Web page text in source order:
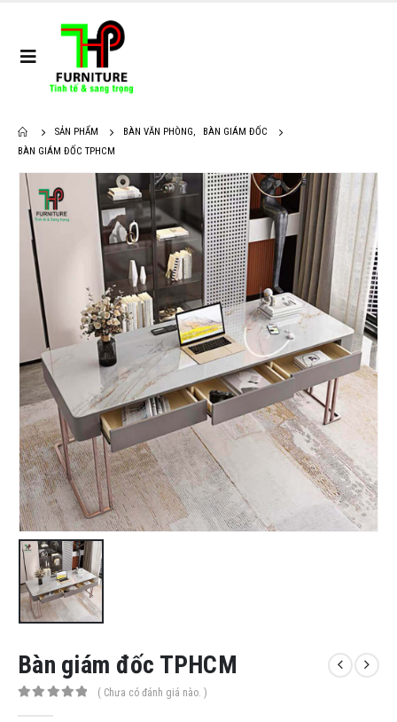
SẢN PHẨM BÀN VĂN PHÒNG,
BÀN GIÁM ĐỐC
BÀN GIÁM ĐỐC TPHCM
Bàn giám đốc TPHCM
( Chưa có đánh giá nào. )